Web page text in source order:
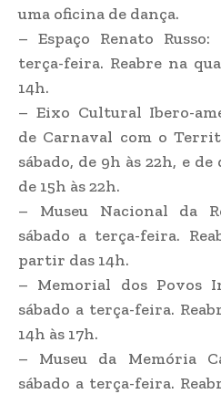
uma oficina de dança.
– Espaço Renato
terça-feira. Reabre na
14h.
– Eixo Cultural Ibero-
de Carnaval com o
sábado, de 9h às 22h, e
de 15h às 22h.
– Museu Nacional da
sábado a terça-feira.
partir das 14h.
– Memorial dos Povos
sábado a terça-feira.
14h às 17h.
– Museu da Memória
sábado a terça-feira.